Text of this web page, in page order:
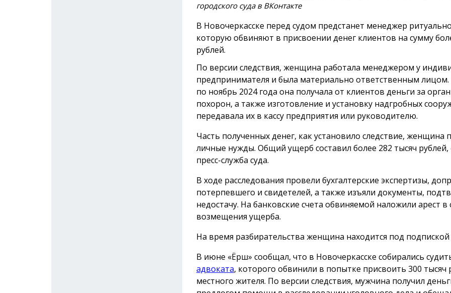
городского суда в ВКонтакте
В Новочеркасске перед судом предстанет менеджер
которую обвиняют в присвоении денег клиентов на сумму
рублей.
По версии следствия, женщина работала менеджером у
предпринимателя и была материально ответственным лицом.
по ноябрь 2024 года она получала от клиентов деньги за
похорон, а также изготовление и установку надгробных
передавала их в кассу предприятия или руководителю.
Часть полученных денег, как установило следствие, женщина
личные нужды. Общий ущерб составил более 282 тысяч
пресс-служба суда.
В ходе расследования провели бухгалтерские экспертизы,
потерпевшего и свидетелей, а также изъяли документы,
недостачу. На банковские счета обвиняемой наложили арест в
возмещения ущерба.
На время разбирательства женщина находится под
В июне «Ёрш» сообщал, что в Новочеркасске собирались
адвоката, которого обвинили в попытке присвоить 300 тысяч
местного жителя. По версии следствия, мужчина получил